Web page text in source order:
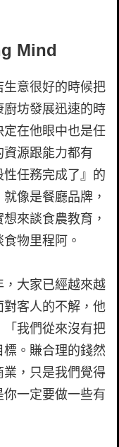
Mind
意很好的時候把
坊發展迅速的時
在他眼中也是任
源跟能力都有
任務完成了』的
像是餐廳品牌，
來談食農教育，
物里程阿。
大家已經越來越
客人的不解，他
我們從來沒有把
。賺合理的錢然
，只是我們覺得
一定要做一些有